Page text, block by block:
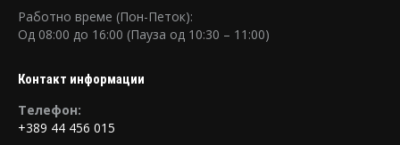
Работно време (Пон-Петок):
Oд 08:00 до 16:00 (Пауза од 10:30 – 11:00)
Контакт информации
Tелефон:
+389 44 456 015